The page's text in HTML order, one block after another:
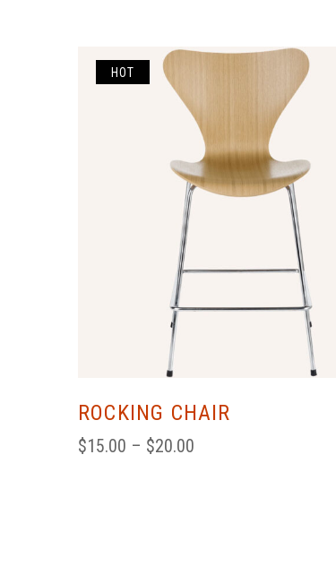
HOT
ROCKING CHAIR
$15.00 – $20.00